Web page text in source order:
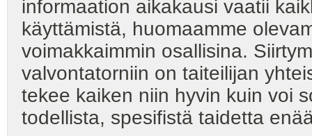
informaation aikakausi vaatii
käyttämistä, huomaamme
voimakkaimmin osallisina.
valvontatorniin on taiteilijan
tekee kaiken niin hyvin kuin voi
todellista, spesifistä taidetta